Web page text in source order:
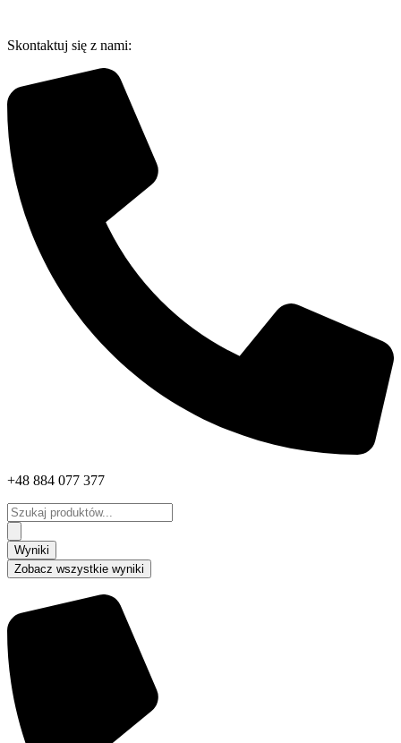
treści
Skontaktuj się z nami:
+48 884 077 377
Search
...
Wyniki
Zobacz wszystkie wyniki